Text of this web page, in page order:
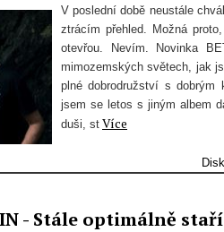
V poslední době neustále
ztrácím přehled. Možná
otevřou. Nevím. Novinka
mimozemských světech, jak
plné dobrodružství s dobrým
jsem se letos s jiným albem
duši, st Více
- Stále optimálně